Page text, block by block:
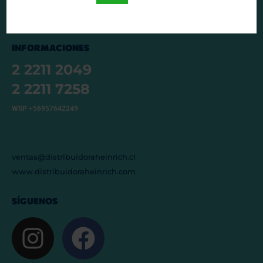
INFORMACIONES
2 2211 2049
2 2211 7258
WSP +56957642249
ventas@distribuidoraheinrich.cl
www.distribuidoraheinrich.com
SÍGUENOS